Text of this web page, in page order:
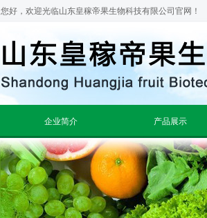
您好，欢迎光临山东皇稼帝果生物科技有限公司官网！
企业简介 产品展示